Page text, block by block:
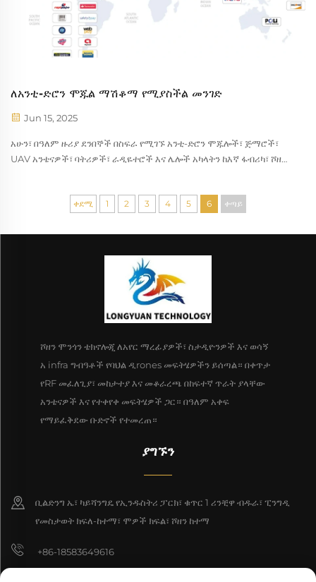
ለአንቲ-ድሮን ሞጁል ማሽቆማ የሚያስችል መንገድ
Jun 15, 2025
አሁን፣ በዓለም ዙሪያ ደንበኞች በስፍራ የሚገኙ አንቲ-ድሮን ሞጁሎች፣ ጅማሮች፣
UAV አንቴናዎች፣ ባትሪዎች፣ ራዲዬተሮች እና ሌሎች አካላትን ከእኛ ፋብሪካ፣ ሾዘን
ቀደሚ 1 2 3 4 5 6 ቀጣይ
ሾዘን ሞንጎን ቴክኖሎጂ ለአየር ማረፊያዎች፣ ስታዲዮንዎች እና ወሳኝ
አ infra ግብዓቶች የባህል ዲrones መፍትሄዎችን ይሰጣል። በቀጥታ
የRF መፈለጊያ፣ መከታተያ እና መቆራረጫ በከፍተኛ ጥራት ያላቸው
አንቴናዎች እና የተቀየቀ መፍትሄዎች ጋር። በዓለም አቀፍ
የማይፈቅደው ቡድኖች የተመረጠ።
ያግኙን
ቢልድንግ ኤ፣ ካይሻንግዴ የኢንዱስትሪ ፓርክ፣ ቁጥር 1 ሪንቺዋ ብዱራ፣ ፒንግዲ
የመስታወት ክፍለ-ከተማ፣ ሞዎች ክፍል፣ ሾዘን ከተማ
+86-18583649616